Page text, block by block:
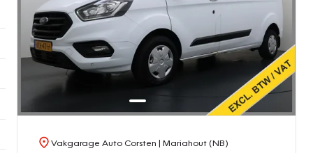
Vakgarage Auto Corsten | Mariahout (NB)